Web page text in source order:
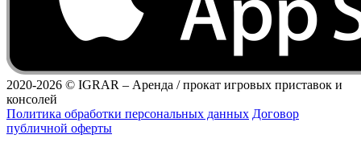
2020-2026 © IGRAR – Аренда / прокат игровых приставок и
консолей
Политика обработки персональных данных Договор
публичной оферты